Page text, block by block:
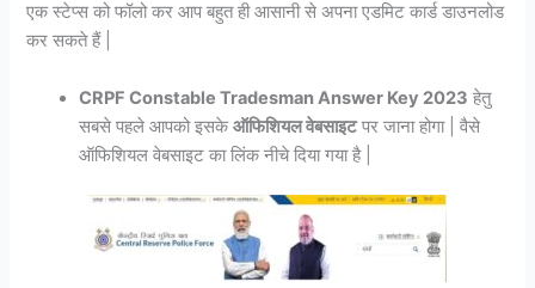
एक स्टेप्स को फॉलो कर आप बहुत ही आसानी से अपना एडमिट कार्ड डाउनलोड
कर सकते हैं |
CRPF Constable Tradesman Answer Key 2023 हेतु
सबसे पहले आपको इसकेऑफिशियल वेबसाइटपर जाना होगा | वैसे
ऑफिशियल वेबसाइट का लिंक नीचे दिया गया है |